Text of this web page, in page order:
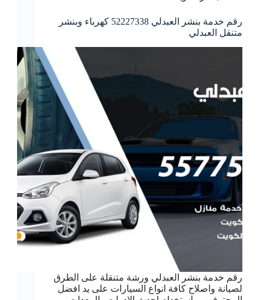
رقم خدمة بنشر العبدلي 52227338 كهرباء وبنشر
متنقل العبدلي
رقم خدمة بنشر العبدلي ورشة متنقلة على الطرق
لصيانة واصلاح كافة انواع السيارات على يد افضل